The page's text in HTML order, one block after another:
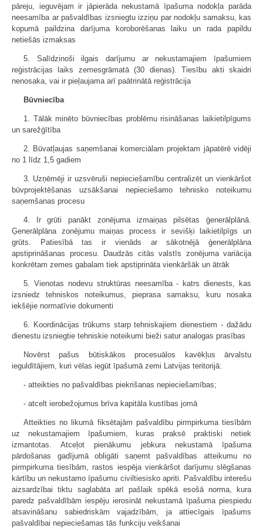
pāreju, ieguvējam ir jāpierāda nekustamā īpašuma nodokļa parāda
neesamība ar pašvaldības izsniegtu izziņu par nodokļu samaksu, kas
kopumā paildzina darījuma koroborēšanas laiku un rada papildu
netiešās izmaksas
5. Salīdzinoši ilgais darījumu ar nekustamajiem īpašumiem
reģistrācijas laiks zemesgrāmatā (30 dienas). Tiesību akti skaidri
nenosaka, vai ir pieļaujama arī paātrinātā reģistrācija
Būvniecība
1. Tālāk minēto būvniecības problēmu risināšanas laikietilpīgums
un sarežģītība
2. Būvatļaujas saņemšanai komerciālam projektam jāpatērē vidēji
no 1 līdz 1,5 gadiem
3. Uzņēmēji ir uzsvēruši nepieciešamību centralizēt un vienkāršot
būvprojektēšanas uzsākšanai nepieciešamo tehnisko noteikumu
saņemšanas procesu
4. Ir grūti panākt zonējuma izmaiņas pilsētas ģenerālplānā.
Ģenerālplāna zonējumu maiņas process ir sevišķi laikietilpīgs un
grūts. Patiesībā tas ir vienāds ar sākotnējā ģenerālplāna
apstiprināšanas procesu. Daudzās citās valstīs zonējuma variācija
konkrētam zemes gabalam tiek apstiprināta vienkāršāk un ātrāk
5. Vienotas nodevu struktūras neesamība - katrs dienests, kas
izsniedz tehniskos noteikumus, pieprasa samaksu, kuru nosaka
iekšējie normatīvie dokumenti
6. Koordinācijas trūkums starp tehniskajiem dienestiem - dažādu
dienestu izsniegtie tehniskie noteikumi bieži satur analogas prasības
Novērst pašus būtiskākos procesuālos kavēkļus ārvalstu
ieguldītājiem, kuri vēlas iegūt īpašumā zemi Latvijas teritorijā:
- atteikties no pašvaldības piekrišanas nepieciešamības;
- atcelt ierobežojumus brīva kapitāla kustības jomā
Atteikties no likumā fiksētajām pašvaldību pirmpirkuma tiesībām
uz nekustamajiem īpašumiem, kuras praksē praktiski netiek
izmantotas. Atceļot pienākumu jebkura nekustamā īpašuma
pārdošanas gadījumā obligāti saņemt pašvaldības atteikumu no
pirmpirkuma tiesībām, rastos iespēja vienkāršot darījumu slēgšanas
kārtību un nekustamo īpašumu civiltiesisko apriti. Pašvaldību interešu
aizsardzībai tiktu saglabāta arī pašlaik spēkā esošā norma, kura
paredz pašvaldībām iespēju ierosināt nekustamā īpašuma piespiedu
atsavināšanu sabiedriskām vajadzībām, ja attiecīgais īpašums
pašvaldībai nepieciešamas tās funkciju veikšanai